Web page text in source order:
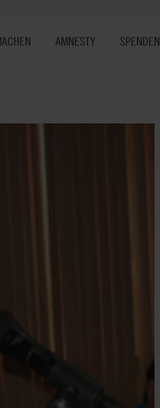
AMNESTY SPENDEN